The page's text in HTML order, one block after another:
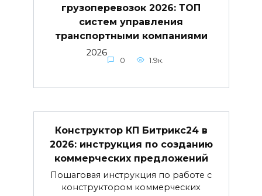
грузоперевозок 2026: ТОП
систем управления
транспортными компаниями
2026
0 1.9к.
Конструктор КП Битрикс24 в
2026: инструкция по созданию
коммерческих предложений
Пошаговая инструкция по работе с
конструктором коммерческих